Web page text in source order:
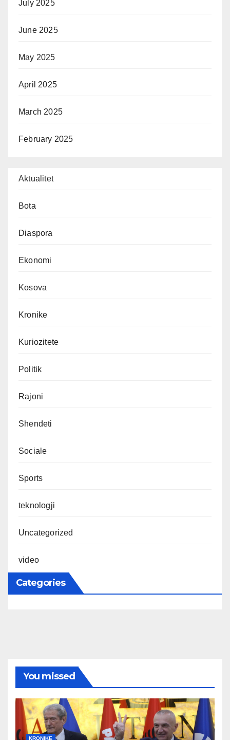
July 2025
June 2025
May 2025
April 2025
March 2025
February 2025
Aktualitet
Bota
Diaspora
Ekonomi
Kosova
Kronike
Kuriozitete
Politik
Rajoni
Shendeti
Sociale
Sports
teknologji
Uncategorized
video
Categories
You missed
KRONIKE